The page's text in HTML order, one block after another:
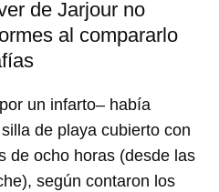
de Jarjour no
al compararlo
un infarto– había
de playa cubierto con
de ocho horas (desde las
según contaron los